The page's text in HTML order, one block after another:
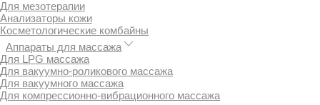
Для мезотерапии
Анализаторы кожи
Косметологические комбайны
Аппараты для массажа
Для LPG массажа
Для вакуумно-роликового массажа
Для вакуумного массажа
Для компрессионно-вибрационного массажа